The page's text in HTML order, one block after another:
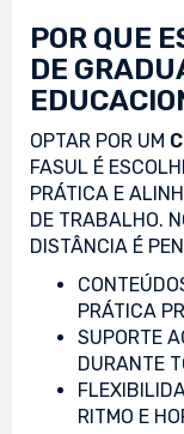
POR QUE
DE
OPTAR POR UM
FASUL É
PRÁTICA E
DE TRABALHO.
DISTÂNCIA É
PRÁTICA
SUPORTE
DURANTE
RITMO E